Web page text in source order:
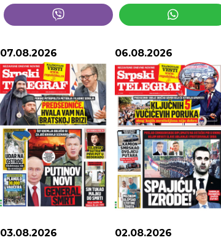
07.08.2026 06.08.2026
03.08.2026 02.08.2026